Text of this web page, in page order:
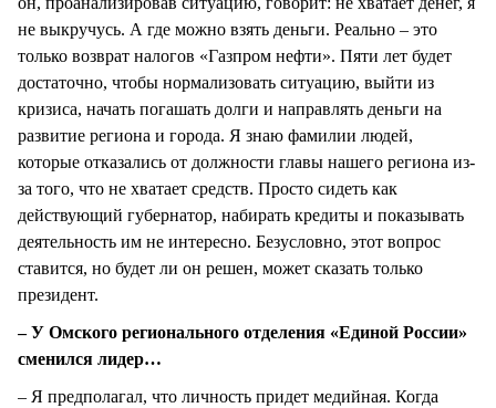
не выкручусь. А где можно взять деньги. Реально – это
только возврат налогов «Газпром нефти». Пяти лет будет
достаточно, чтобы нормализовать ситуацию, выйти из
кризиса, начать погашать долги и направлять деньги на
развитие региона и города. Я знаю фамилии людей,
которые отказались от должности главы нашего региона из-
за того, что не хватает средств. Просто сидеть как
действующий губернатор, набирать кредиты и показывать
деятельность им не интересно. Безусловно, этот вопрос
ставится, но будет ли он решен, может сказать только
президент.
– У Омского регионального отделения «Единой России»
сменился лидер…
– Я предполагал, что личность придет медийная. Когда